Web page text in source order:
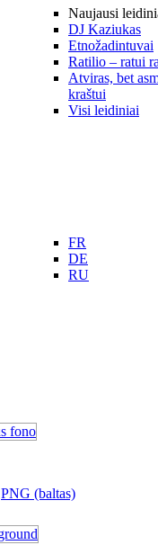
Naujausi
DJ Kaziukas
Etnožadintuvai
Ratilio – ratui
Atviras, bet
kraštui
Visi leidiniai
FR
DE
RU
PNG (baltas)